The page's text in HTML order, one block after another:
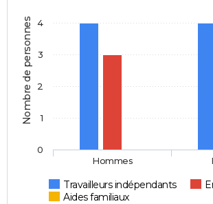
Nombre de personnes
Travailleurs indépendants
Aides familiaux
Hommes
0
1
2
3
4